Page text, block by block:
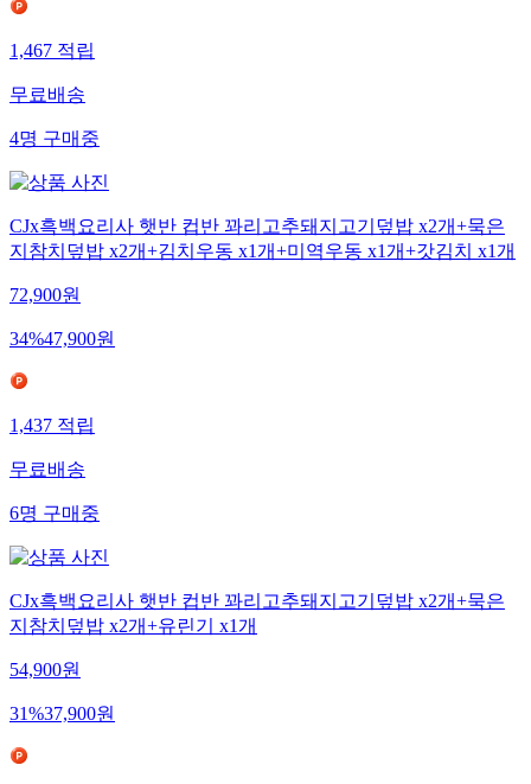
1,467적립
무료배송
4명구매중
CJx흑백요리사 햇반 컵반 꽈리고추돼지고기덮밥 x2개+묵은
지참치덮밥 x2개+김치우동 x1개+미역우동 x1개+갓김치 x1개
72,900원
34%47,900원
1,437적립
무료배송
6명구매중
CJx흑백요리사 햇반 컵반 꽈리고추돼지고기덮밥 x2개+묵은
지참치덮밥 x2개+유린기 x1개
54,900원
31%37,900원